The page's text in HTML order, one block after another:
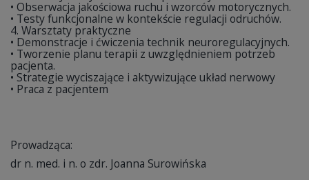
• Obserwacja jakościowa ruchu i wzorców motorycznych.
• Testy funkcjonalne w kontekście regulacji odruchów.
4. Warsztaty praktyczne
• Demonstracje i ćwiczenia technik neuroregulacyjnych.
• Tworzenie planu terapii z uwzględnieniem potrzeb
pacjenta.
• Strategie wyciszające i aktywizujące układ nerwowy
• Praca z pacjentem
Prowadząca:
dr n. med. i n. o zdr. Joanna Surowińska